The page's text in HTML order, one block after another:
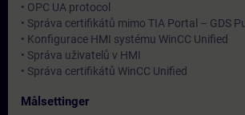
• OPC UA protocol
• Správa certifikátů mimo TIA Portal – GDS
• Konfigurace HMI systému WinCC Unified
• Správa uživatelů v HMI
• Správa certifikátů WinCC Unified
Målsettinger